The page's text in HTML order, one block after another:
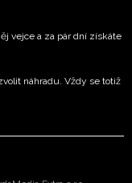
vejce a za pár dní získáte
náhradu. Vždy se totiž